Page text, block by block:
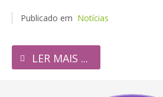
Publicado em Notícias
LER MAIS ...